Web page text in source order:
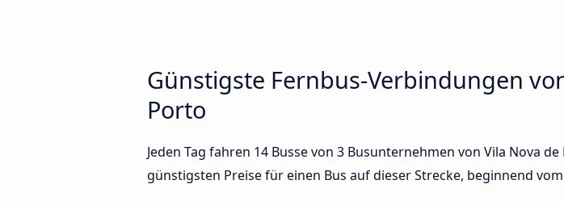
Günstigste Fernbus-Verbindungen
Porto
Jeden Tag fahren 14 Busse von 3 Busunternehmen von Vila Nova
günstigsten Preise für einen Bus auf dieser Strecke, beginnend vom